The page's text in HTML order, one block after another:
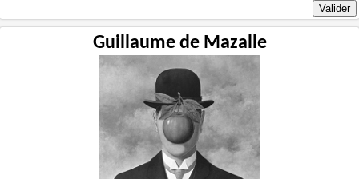
Guillaume de Mazalle